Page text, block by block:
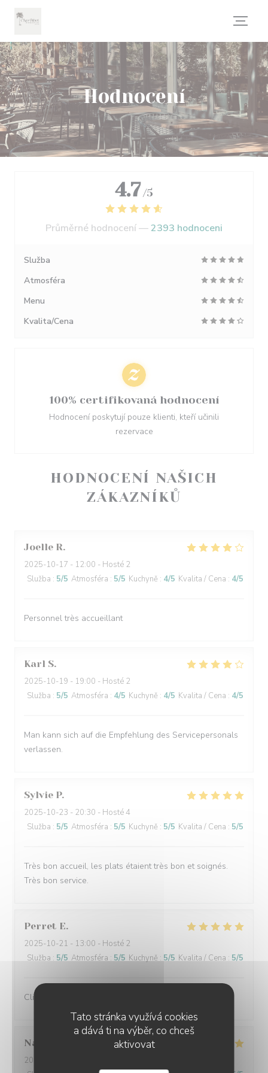
Tato stránka využívá cookies
a dává ti na výběr, co chceš
aktivovat
Hodnocení
HODNOCENÍ NAŠICH
ZÁKAZNÍKŮ
Joelle R
2025-10-17 - 12:00 - Hosté 2
Služba : 5/5 Atmosféra : 5/5 Kuchyně : 4/5 Kvalita / Cena : 4/5
Personnel très accueillant
Karl S
2025-10-19 - 19:00 - Hosté 2
Služba : 5/5 Atmosféra : 4/5 Kuchyně : 4/5 Kvalita / Cena : 4/5
Man kann sich auf die Empfehlung des Servicepersonals
verlassen.
Sylvie P
2025-10-23 - 20:30 - Hosté 4
Služba : 5/5 Atmosféra : 5/5 Kuchyně : 5/5 Kvalita / Cena : 5/5
Très bon accueil, les plats étaient très bon et soignés.
Très bon service.
Perret E
2025-10-21 - 13:00 - Hosté 2
Služba : 5/5 Atmosféra : 5/5 Kuchyně : 5/5 Kvalita / Cena : 5/5
Client fidèle et jamais déçu
Nathalie
2025-10-20
4.7 /5
Průměrné hodnocení —2393 hodnoceni
Služba
Atmosféra
Menu
Kvalita/Cena
100% certifikovaná hodnocení
Hodnocení poskytují pouze klienti, kteří učinili
rezervace